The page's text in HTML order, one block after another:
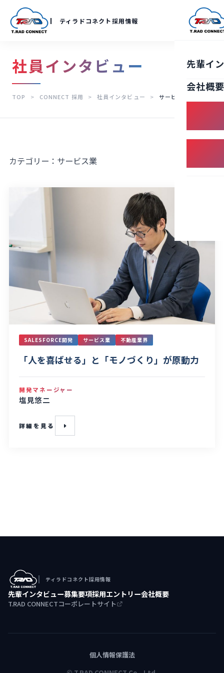
ティラドコネクト採用情報
先輩イ
会社概要
社員インタビュー
TOP > CONNECT 採用 > 社員インタビュー > サービス業
カテゴリー： サービス業
SALESFORCE開発 サービス業 不動産業界
「人を喜ばせる」と「モノづくり」が原動力
開発マネージャー
塩見悠二
詳細を見る
ティラドコネクト採用情報
先輩インタビュー募集要項採用エントリー会社概要
T.RAD CONNECTコーポレートサイト
個人情報保護法